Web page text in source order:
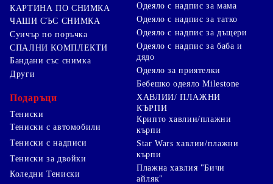
КАРТИНА ПО СНИМКА
ЧАШИ СЪС СНИМКА
Суичър по поръчка
СПАЛНИ КОМПЛЕКТИ
Бандани със снимка
Други
Подаръци
Тениски
Тениски с автомобили
Тениски с надписи
Тениски за двойки
Коледни Тениски
Одеяло с надпис за мама
Одеяло с надпис за татко
Одеяло с надпис за дъщери
Одеяло с надпис за баба и
дядо
Одеяло за приятелки
Бебешко одеяло Milestone
ХАВЛИИ/ ПЛАЖНИ
КЪРПИ
Крипто хавлии/плажни
кърпи
Star Wars хавлии/плажни
кърпи
Плажна хавлия "Бичи
айляк"